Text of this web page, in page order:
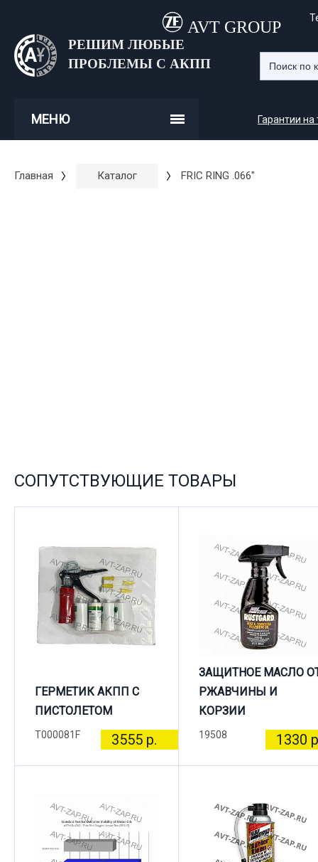
AVT GROUP
РЕШИМ ЛЮБЫЕ
ПРОБЛЕМЫ С АКПП
МЕНЮ Гарантии на
Главная Каталог FRIC RING .066"
СОПУТСТВУЮЩИЕ ТОВАРЫ
ГЕРМЕТИК АКПП С
ПИСТОЛЕТОМ
T000081F 3555 р.
ЗАЩИТНОЕ МАСЛО
РЖАВЧИНЫ И
КОРЗИИ
19508 1330